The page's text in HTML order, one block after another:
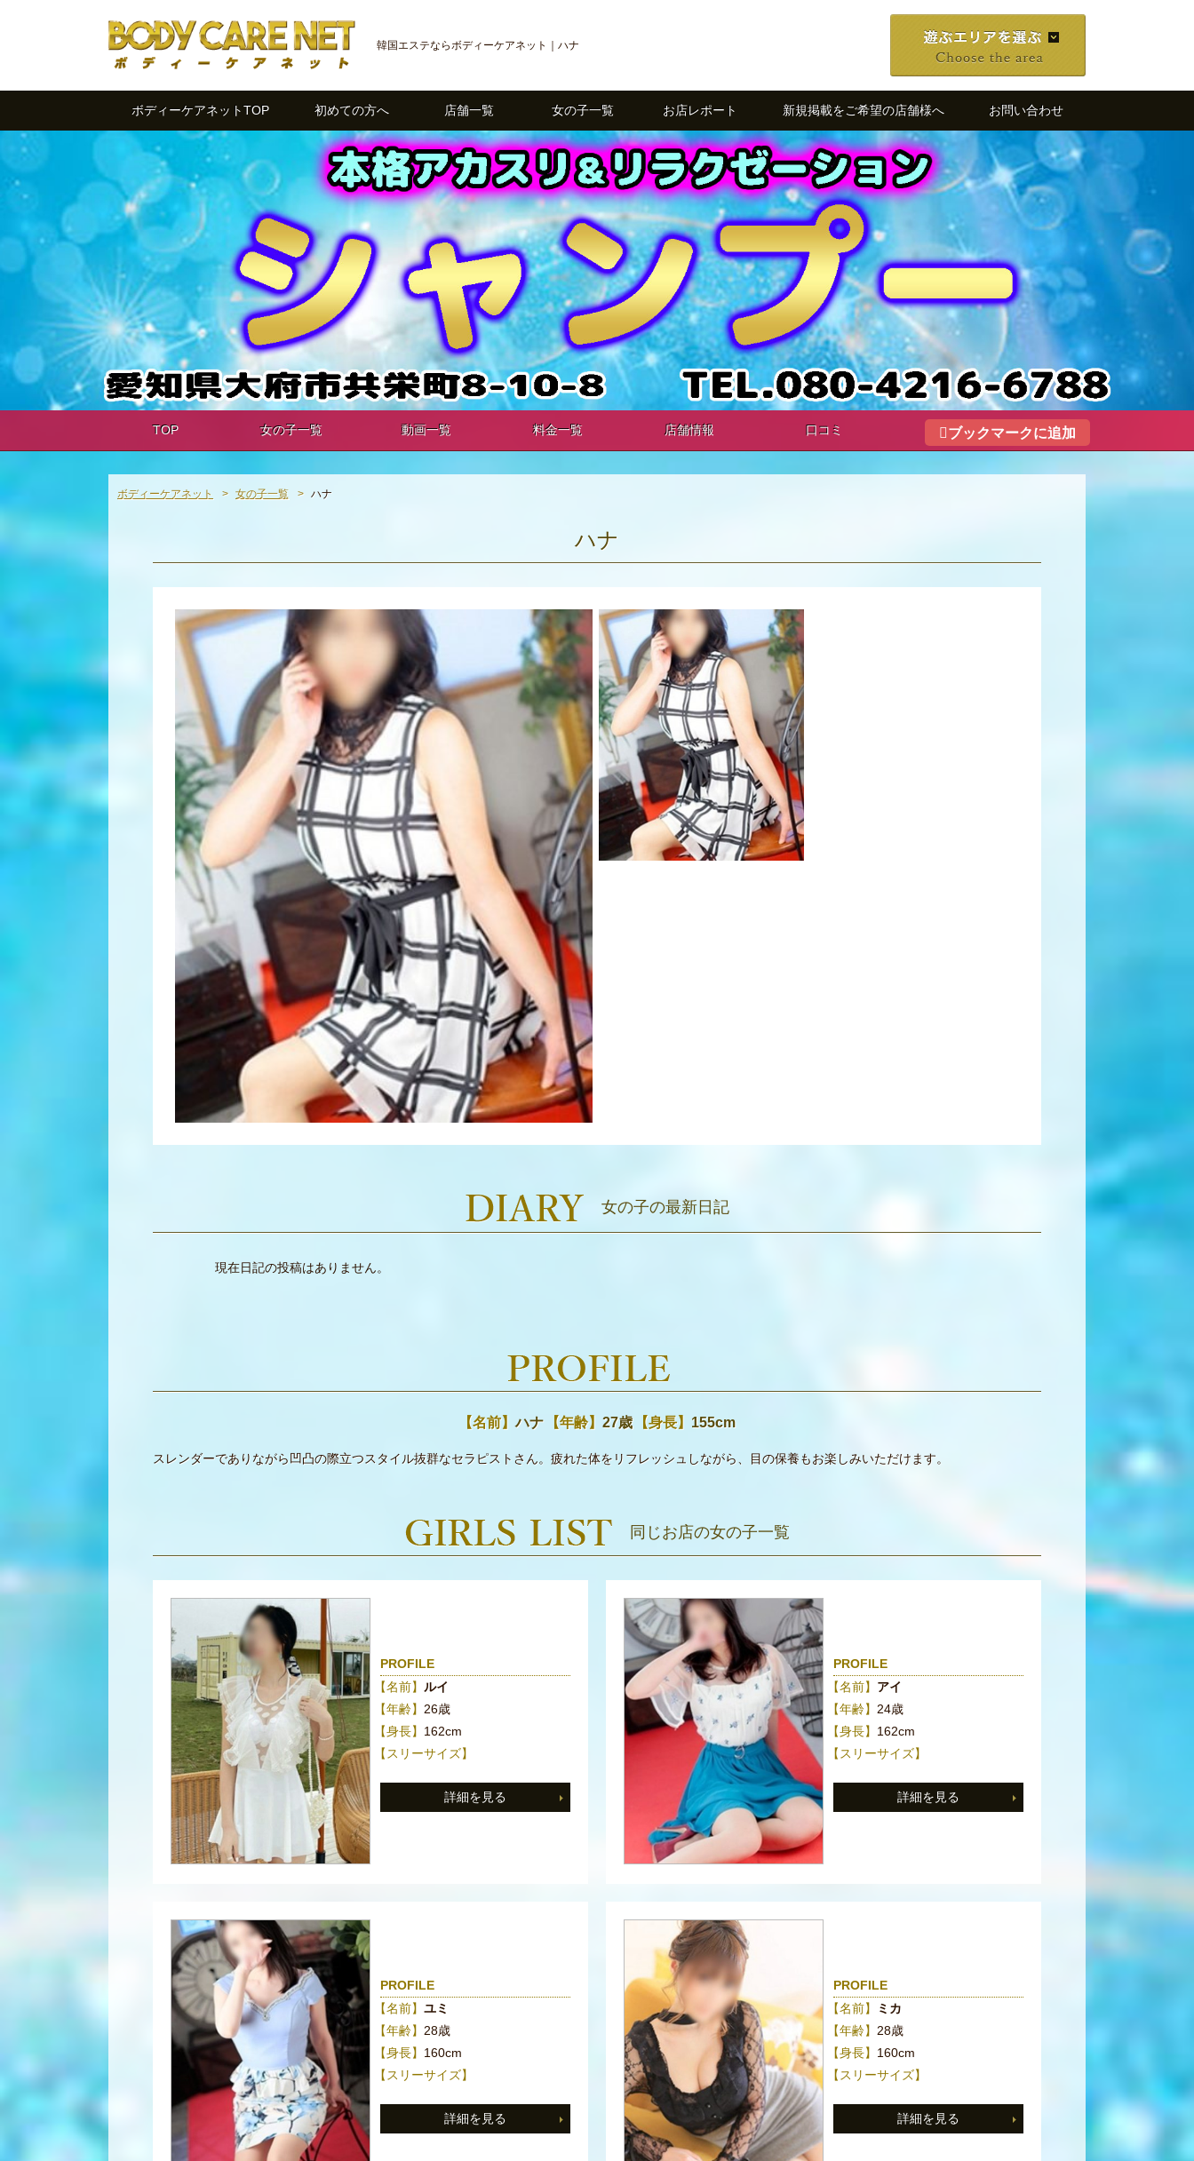
韓国エステならボディーケアネット｜ハナ
ボディーケアネットTOP 初めての方へ 店舗一覧 女の子一覧 お店レポート 新規掲載をご希望の店舗様へ お問い合わせ
TOP 女の子一覧 動画一覧 料金一覧 店舗情報 口コミ ブックマークに追加
ボディーケアネット 女の子一覧 ハナ
ハナ
女の子の最新日記
現在日記の投稿はありません。
【名前】ハナ 【年齢】 27歳 【身長】 155cm
スレンダーでありながら凹凸の際立つスタイル抜群なセラピストさん。疲れた体をリフレッシュしながら、目の保養もお楽しみいただけます。
同じお店の女の子一覧
PROFILE
【名前】ルイ
【年齢】26歳
【身長】 162cm
【スリーサイズ】
詳細を見る
PROFILE
【名前】 アイ
【年齢】24歳
【身長】 162cm
【スリーサイズ】
詳細を見る
PROFILE
【名前】ユミ
【年齢】28歳
【身長】 160cm
【スリーサイズ】
詳細を見る
PROFILE
【名前】
ミカ
【年齢】28歳
【身長】 160cm
【スリーサイズ】
詳細を見る